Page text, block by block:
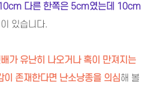
다른 한쪽은 5cm였는데 10cm
있습니다.
가 유난히 나오거나 혹이 만져지는
존재한다면 난소낭종을 의심해 볼